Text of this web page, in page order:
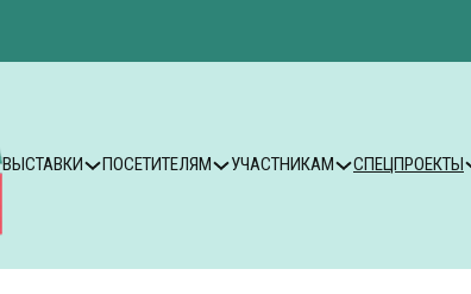
ВЫСТАВКИ ПОСЕТИТЕЛЯМ УЧАСТНИКАМ СПЕЦПРОЕКТЫ